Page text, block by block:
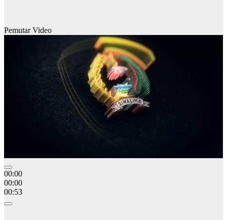
Pemutar Video
00:00
00:00
00:53